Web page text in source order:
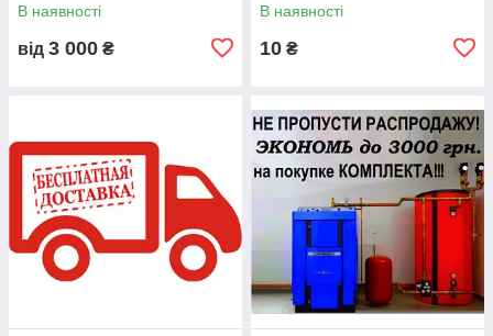
В наявності
від 3 000 ₴
В наявності
10 ₴